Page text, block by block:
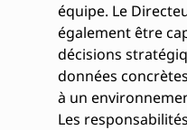
équipe. Le
également être
décisions
données
à un
Les